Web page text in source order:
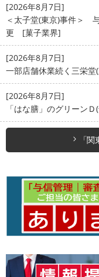
[2026年8月7日]
＜太子堂(東京)事件＞
更 [菓子業界]
[2026年8月7日]
一部店舗休業続く三栄
[2026年8月7日]
「はな膳」のグリーン
「